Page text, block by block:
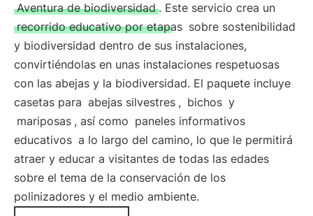
Aventura de biodiversidad . Este servicio crea un
recorrido educativo por etapas sobre sostenibilidad
y biodiversidad dentro de sus instalaciones,
convirtiéndolas en unas instalaciones respetuosas
con las abejas y la biodiversidad. El paquete incluye
casetas para abejas silvestres , bichos y
mariposas , así como paneles informativos
educativos a lo largo del camino, lo que le permitirá
atraer y educar a visitantes de todas las edades
sobre el tema de la conservación de los
polinizadores y el medio ambiente.